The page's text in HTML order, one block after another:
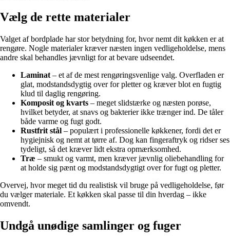
Vælg de rette materialer
Valget af bordplade har stor betydning for, hvor nemt dit køkken er at
rengøre. Nogle materialer kræver næsten ingen vedligeholdelse, mens
andre skal behandles jævnligt for at bevare udseendet.
Laminat – et af de mest rengøringsvenlige valg. Overfladen er
glat, modstandsdygtig over for pletter og kræver blot en fugtig
klud til daglig rengøring.
Komposit og kvarts – meget slidstærke og næsten porøse,
hvilket betyder, at snavs og bakterier ikke trænger ind. De tåler
både varme og fugt godt.
Rustfrit stål – populært i professionelle køkkener, fordi det er
hygiejnisk og nemt at tørre af. Dog kan fingeraftryk og ridser ses
tydeligt, så det kræver lidt ekstra opmærksomhed.
Træ – smukt og varmt, men kræver jævnlig oliebehandling for
at holde sig pænt og modstandsdygtigt over for fugt og pletter.
Overvej, hvor meget tid du realistisk vil bruge på vedligeholdelse, før
du vælger materiale. Et køkken skal passe til din hverdag – ikke
omvendt.
Undgå unødige samlinger og fuger